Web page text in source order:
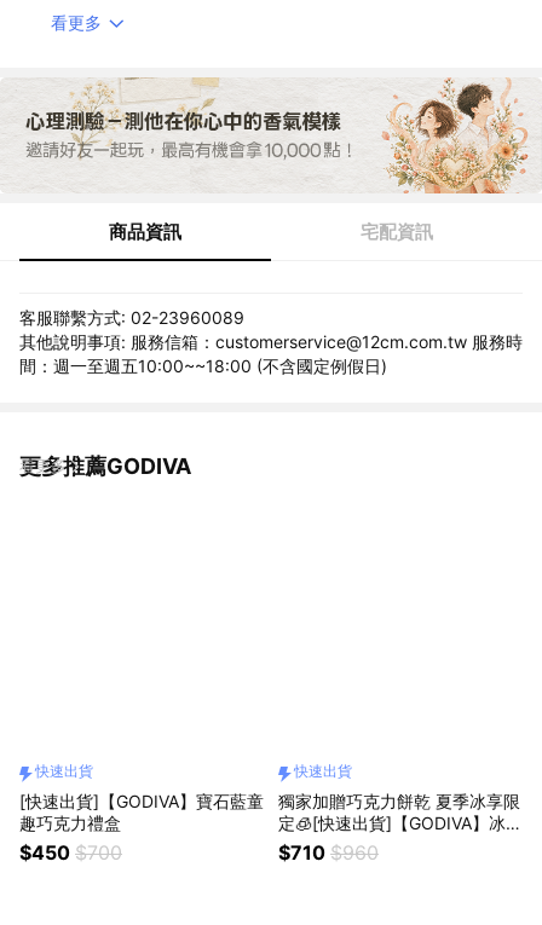
看更多
商品資訊 宅配資訊
客服聯繫方式: 02-23960089
其他說明事項: 服務信箱：customerservice@12cm.com.tw 服務時
間：週一至週五10:00~~18:00 (不含國定例假日)
更多推薦GODIVA
看更多
快速出貨
[快速出貨]【GODIVA】寶石藍童
趣巧克力禮盒
$450 $700
快速出貨
獨家加贈巧克力餅乾 夏季冰享限
定🧊[快速出貨]【GODIVA】冰享
香桃白巧克力禮盒6顆裝 (含餡)
$710 $960